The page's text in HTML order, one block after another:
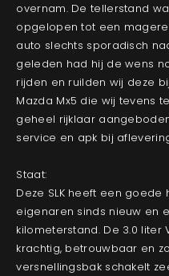
overnam. De tellerstand
opgelopen tot een
auto slechts sporadisch
geleden had hij de wens
rijden en ruilden wij deze
Mazda Mx5 die wij tevens
geheel rijklaar
service en apk bij
Staat:
Deze SLK heeft een goede
eigenaren sinds nieuw en
kilometerstand. De 3.0
krachtig, betrouwbaar en
versnellingsbak schakelt